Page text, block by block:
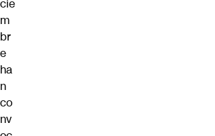
cie
m
br
e
ha
n
co
nv